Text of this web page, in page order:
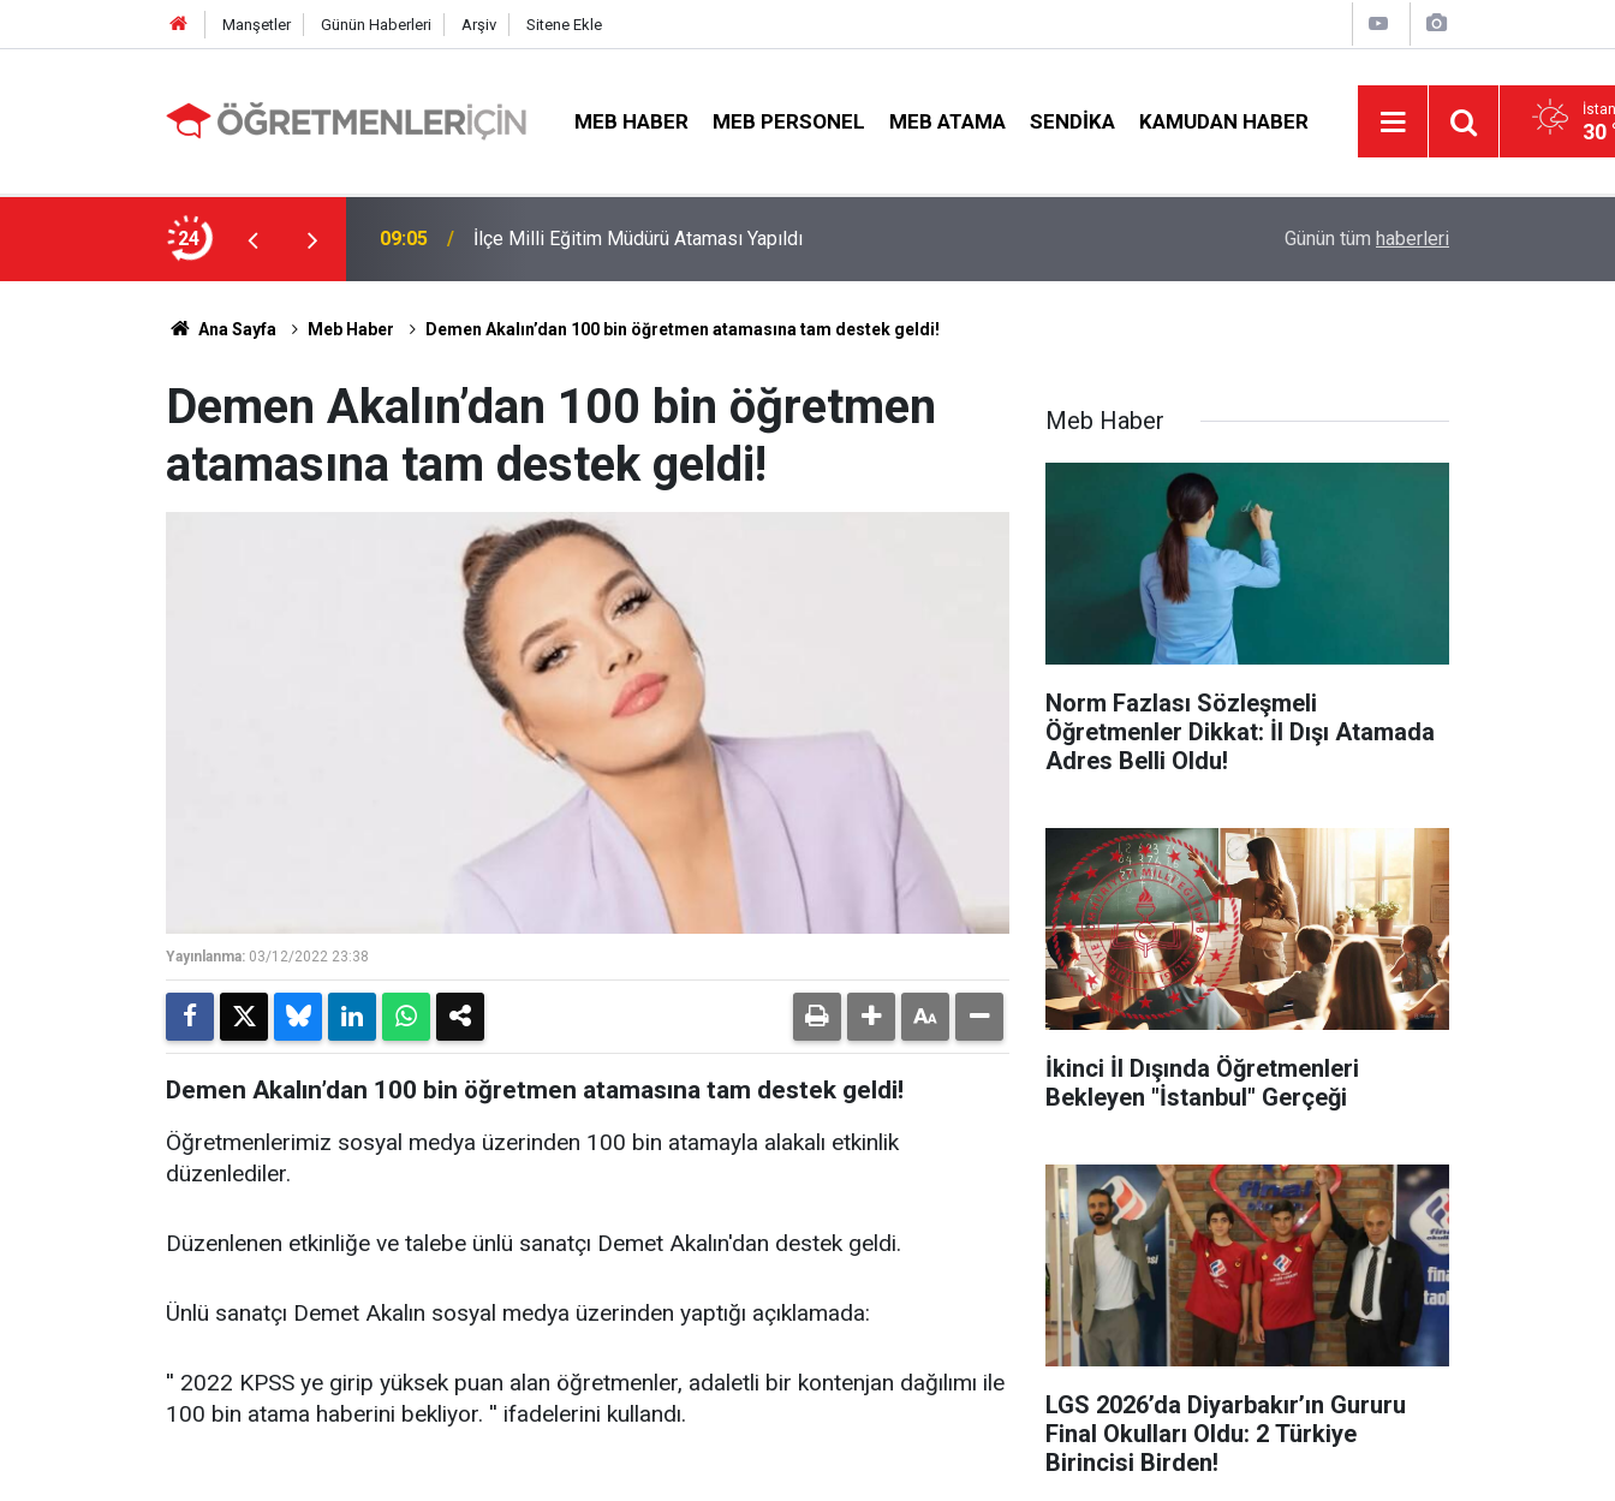
Manşetler Günün Haberleri Arşiv Sitene Ekle
MEB HABER MEB PERSONEL MEB ATAMA SENDIKA KAMUDAN HABER 30
24 09:05 İlçe Milli Eğitim Müdürü Ataması Yapıldı 4 Branşta Öğretmenleri Norm Fazlası
Günün tüm haberleri
Ana Sayfa Meb Haber Demen Akalın’dan 100 bin öğretmen atamasına tam destek geldi!
Demen Akalın’dan 100 bin öğretmen
atamasına tam destek geldi!
Yayınlanma: 03/12/2022 23:38
Demen Akalın’dan 100 bin öğretmen atamasına tam destek geldi!
Öğretmenlerimiz sosyal medya üzerinden 100 bin atamayla alakalı etkinlik
düzenlediler.
Düzenlenen etkinliğe ve talebe ünlü sanatçı Demet Akalın'dan destek geldi.
Ünlü sanatçı Demet Akalın sosyal medya üzerinden yaptığı açıklamada:
'' 2022 KPSS ye girip yüksek puan alan öğretmenler, adaletli bir kontenjan dağılımı ile
100 bin atama haberini bekliyor. '' ifadelerini kullandı.
Meb Haber
Norm Fazlası Sözleşmeli
Öğretmenler Dikkat: İl Dışı Atamada
Adres Belli Oldu!
İkinci İl Dışında Öğretmenleri
Bekleyen "İstanbul" Gerçeği
LGS 2026’da Diyarbakır’ın Gururu
Final Okulları Oldu: 2 Türkiye
Birincisi Birden!